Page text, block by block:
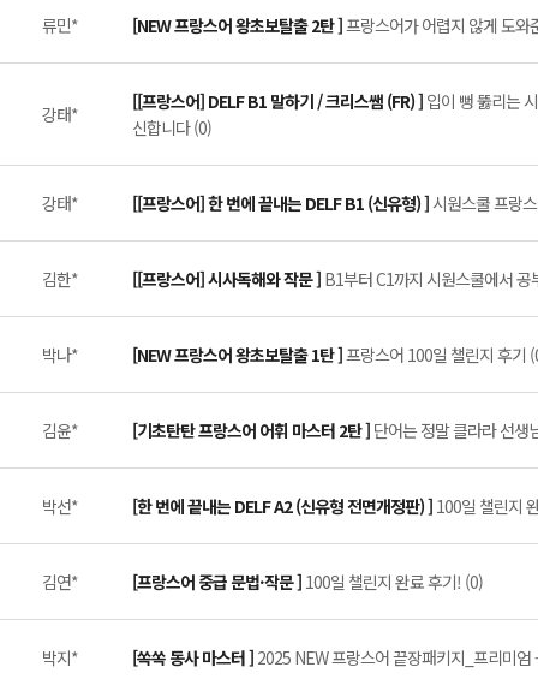
류민* [NEW 프랑스어 왕초보탈출 2탄 ]프랑스어가 어렵지 않게 도와
강태*
[[프랑스어] DELF B1 말하기 / 크리스쌤 (FR) ] 입이 뻥 뚫리는
신합니다 (0)
강태* [[프랑스어] 한 번에 끝내는 DELF B1 (신유형) ]시원스쿨 프랑
김한* [[프랑스어] 시사독해와 작문 ] B1부터 C1까지 시원스쿨에서 공
박나* [NEW 프랑스어 왕초보탈출 1탄 ]프랑스어 100일 챌린지 후기
김윤* [기초탄탄 프랑스어 어휘 마스터 2탄 ] 단어는 정말 클라라 선생
박선* [한 번에 끝내는 DELF A2 (신유형 전면개정판) ] 100일 챌린지
김연* [프랑스어 중급 문법·작문 ] 100일 챌린지 완료 후기! (0)
박지* [쏙쏙 동사 마스터 ] 2025 NEW 프랑스어 끝장패키지_프리미엄